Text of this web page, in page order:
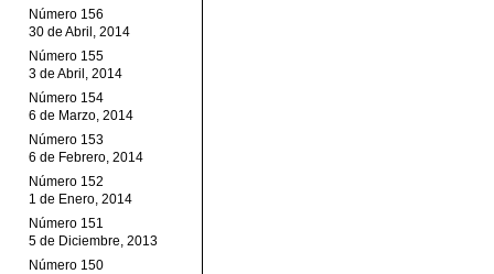
Número 156
30 de Abril, 2014
Número 155
3 de Abril, 2014
Número 154
6 de Marzo, 2014
Número 153
6 de Febrero, 2014
Número 152
1 de Enero, 2014
Número 151
5 de Diciembre, 2013
Número 150